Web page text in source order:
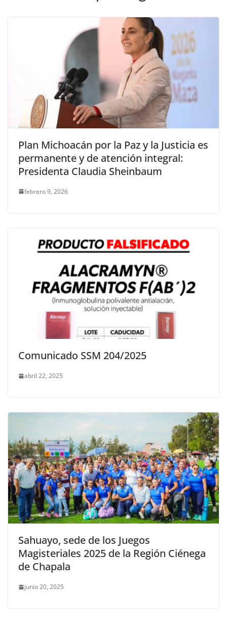
Plan Michoacán por la Paz y la Justicia es
permanente y de atención integral:
Presidenta Claudia Sheinbaum
febrero 9, 2026
Comunicado SSM 204/2025
abril 22, 2025
Sahuayo, sede de los Juegos
Magisteriales 2025 de la Región Ciénega
de Chapala
junio 20, 2025